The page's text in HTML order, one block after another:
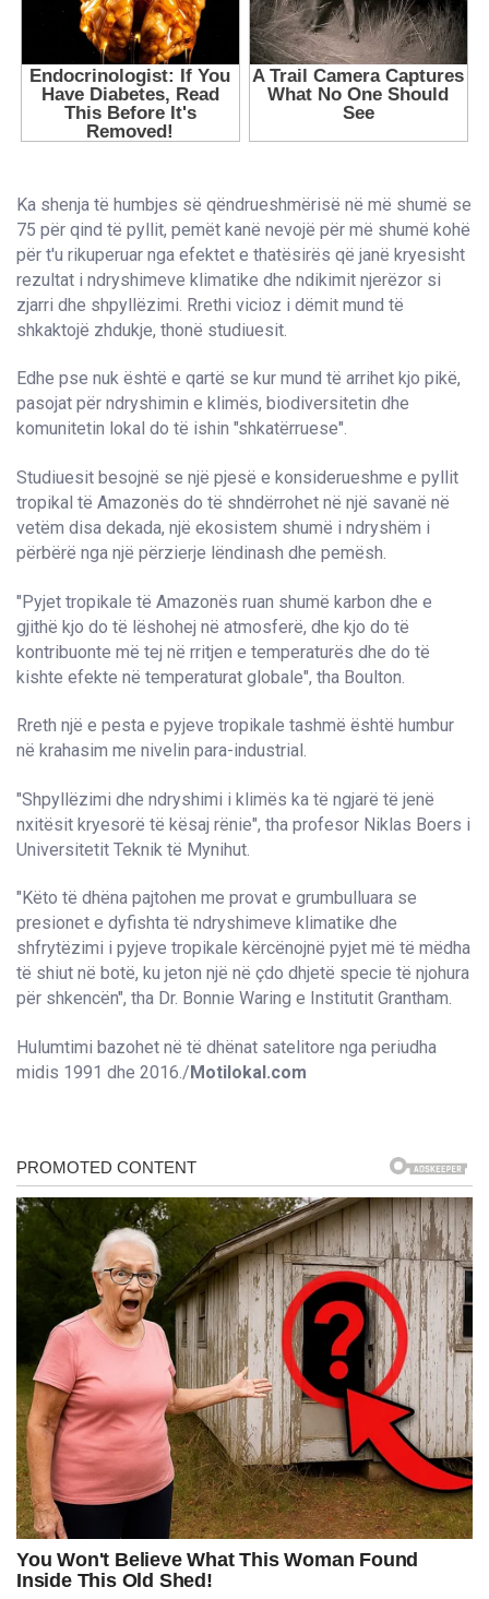
Ka shenja të humbjes së qëndrueshmërisë në më shumë se
75 për qind të pyllit, pemët kanë nevojë për më shumë kohë
për t'u rikuperuar nga efektet e thatësirës që janë kryesisht
rezultat i ndryshimeve klimatike dhe ndikimit njerëzor si
zjarri dhe shpyllëzimi. Rrethi vicioz i dëmit mund të
shkaktojë zhdukje, thonë studiuesit.
Edhe pse nuk është e qartë se kur mund të arrihet kjo pikë,
pasojat për ndryshimin e klimës, biodiversitetin dhe
komunitetin lokal do të ishin "shkatërruese".
Studiuesit besojnë se një pjesë e konsiderueshme e pyllit
tropikal të Amazonës do të shndërrohet në një savanë në
vetëm disa dekada, një ekosistem shumë i ndryshëm i
përbërë nga një përzierje lëndinash dhe pemësh.
"Pyjet tropikale të Amazonës ruan shumë karbon dhe e
gjithë kjo do të lëshohej në atmosferë, dhe kjo do të
kontribuonte më tej në rritjen e temperaturës dhe do të
kishte efekte në temperaturat globale", tha Boulton.
Rreth një e pesta e pyjeve tropikale tashmë është humbur
në krahasim me nivelin para-industrial.
"Shpyllëzimi dhe ndryshimi i klimës ka të ngjarë të jenë
nxitësit kryesorë të kësaj rënie", tha profesor Niklas Boers i
Universitetit Teknik të Mynihut.
"Këto të dhëna pajtohen me provat e grumbulluara se
presionet e dyfishta të ndryshimeve klimatike dhe
shfrytëzimi i pyjeve tropikale kërcënojnë pyjet më të mëdha
të shiut në botë, ku jeton një në çdo dhjetë specie të njohura
për shkencën", tha Dr. Bonnie Waring e Institutit Grantham.
Hulumtimi bazohet në të dhënat satelitore nga periudha
midis 1991 dhe 2016./Motilokal.com